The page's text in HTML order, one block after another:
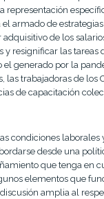
representación
el armado de
de los
y resignificar las tareas
generado por la
las trabajadoras de los
de capacitación
condiciones laborales
desde una
que tenga en
elementos que
amplia al